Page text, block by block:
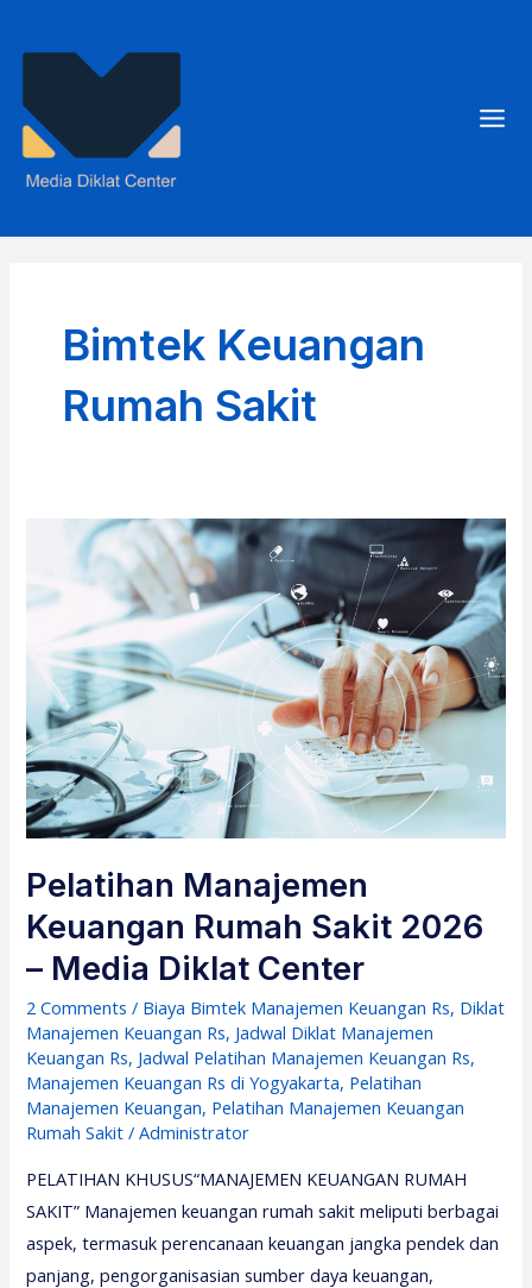
Bimtek Keuangan
Rumah Sakit
Pelatihan Manajemen
Keuangan Rumah Sakit 2026
– Media Diklat Center
2 Comments / Biaya Bimtek Manajemen Keuangan Rs, Diklat
Manajemen Keuangan Rs, Jadwal Diklat Manajemen
Keuangan Rs, Jadwal Pelatihan Manajemen Keuangan Rs,
Manajemen Keuangan Rs di Yogyakarta, Pelatihan
Manajemen Keuangan, Pelatihan Manajemen Keuangan
Rumah Sakit /Administrator
PELATIHAN KHUSUS“MANAJEMEN KEUANGAN RUMAH
SAKIT” Manajemen keuangan rumah sakit meliputi berbagai
aspek, termasuk perencanaan keuangan jangka pendek dan
panjang, pengorganisasian sumber daya keuangan,